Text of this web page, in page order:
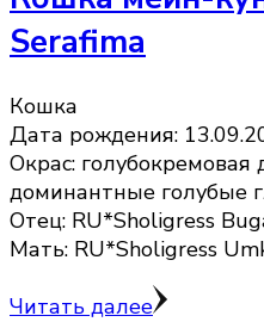
Serafima
Кошка
Дата рождения:
Окрас:
доминантные голубые
Отец: RU*Sholigress
Мать: RU*Sholigress
Читать далее